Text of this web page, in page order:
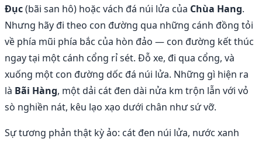
Đục(bãi san hô) hoặc vách đá núi lửa của Chùa Hang.
Nhưng hãy đi theo con đường qua những cánh đồng tỏi
về phía mũi phía bắc của hòn đảo — con đường kết thúc
ngay tại một cánh cổng rỉ sét. Đỗ xe, đi qua cổng, và
xuống một con đường dốc đá núi lửa. Những gì hiện ra
là Bãi Hàng, một dải cát đen dài nửa km trộn lẫn với vỏ
sò nghiền nát, kêu lạo xạo dưới chân như sứ vỡ.
Sự tương phản thật kỳ ảo: cát đen núi lửa, nước xanh